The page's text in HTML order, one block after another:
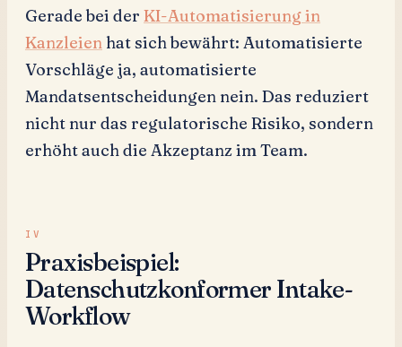
Gerade bei der KI-Automatisierung in
Kanzleienhat sich bewährt: Automatisierte
Vorschläge ja, automatisierte
Mandatsentscheidungen nein. Das reduziert
nicht nur das regulatorische Risiko, sondern
erhöht auch die Akzeptanz im Team.
Praxisbeispiel:
Datenschutzkonformer Intake-
Workflow